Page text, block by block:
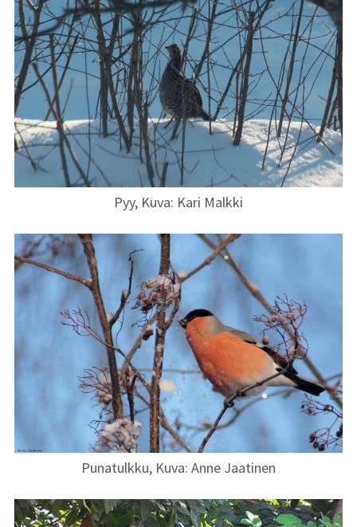
Pyy, Kuva: Kari Malkki
Punatulkku, Kuva: Anne Jaatinen